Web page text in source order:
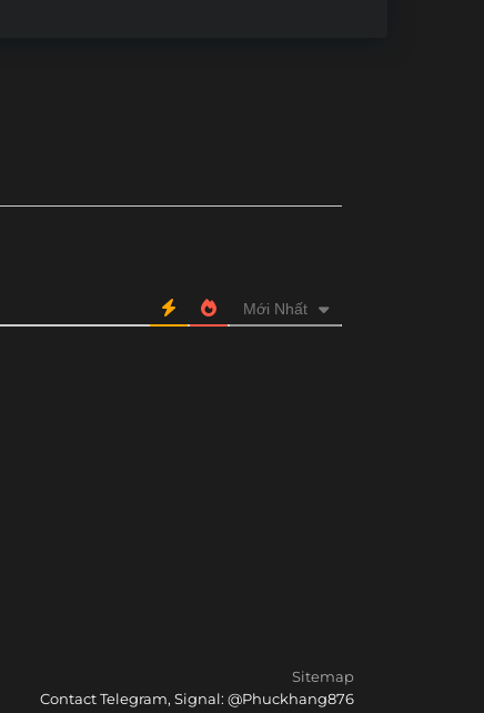
Mới Nhất
Sitemap
Contact Telegram, Signal: @Phuckhang876